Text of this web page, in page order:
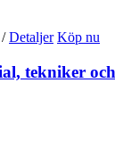
/ Detaljer Köp nu
tekniker